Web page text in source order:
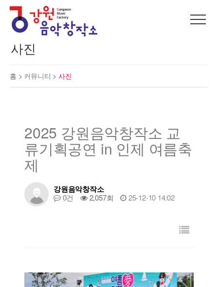
사진
홈 > 커뮤니티 > 사진
2025 강원음악창작소 교
류기획공연 in 인제 여름축
제
강원음악창작소
0건 2,057회 25-12-10 14:02